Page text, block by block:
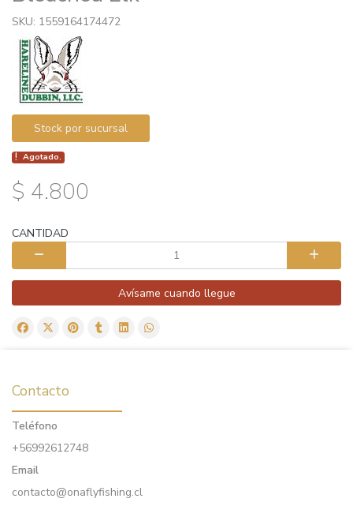
SKU: 1559164174472
Stock por sucursal
Agotado.
$ 4.800
CANTIDAD
Avísame cuando llegue
Contacto
Teléfono
+56992612748
Email
contacto@onaflyfishing.cl